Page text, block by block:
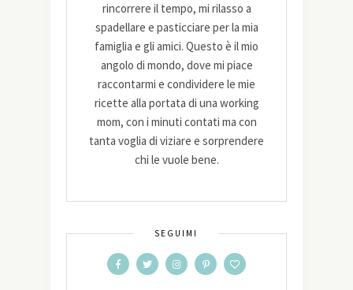
rincorrere il tempo, mi rilasso a
spadellare e pasticciare per la mia
famiglia e gli amici. Questo è il mio
angolo di mondo, dove mi piace
raccontarmi e condividere le mie
ricette alla portata di una working
mom, con i minuti contati ma con
tanta voglia di viziare e sorprendere
chi le vuole bene.
SEGUIMI